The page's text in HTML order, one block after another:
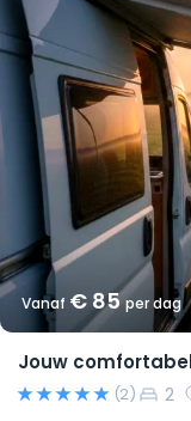
Vanaf € 85per dag
(2) 2